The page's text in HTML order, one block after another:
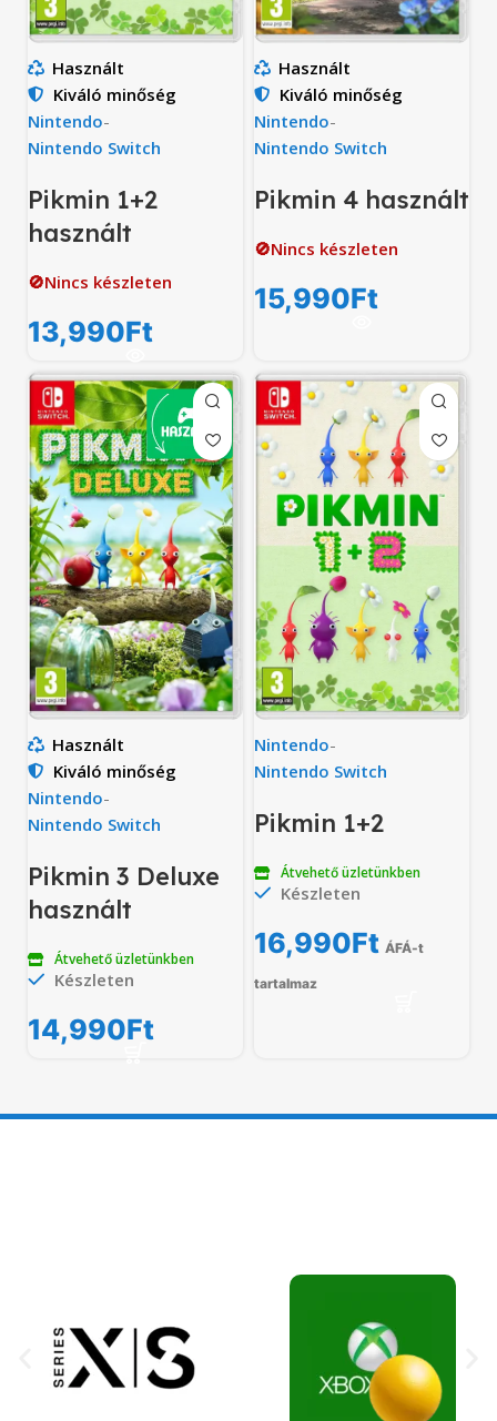
Használt
Kiváló minőség
Nintendo-
Nintendo Switch
Pikmin 1+2
használt
🚫Nincs készleten
13,990Ft
Használt
Kiváló minőség
Nintendo-
Nintendo Switch
Pikmin 4 használt
🚫Nincs készleten
15,990Ft
Használt
Kiváló minőség
Nintendo-
Nintendo Switch
Pikmin 3 Deluxe
használt
Átvehető üzletünkben
Készleten
14,990Ft
Nintendo-
Nintendo Switch
Pikmin 1+2
Átvehető üzletünkben
Készleten
16,990Ft ÁFÁ-t
tartalmaz